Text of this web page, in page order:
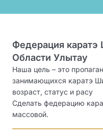
Федерация
Области Улытау
Наша цель – это
занимающихся каратэ
возраст, статус и расу
Сделать федерацию
массовой.